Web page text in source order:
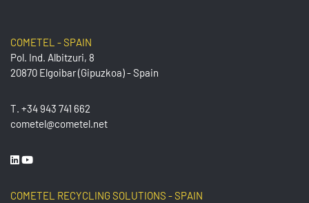
COMETEL - SPAIN
Pol. Ind. Albitzuri, 8
20870 Elgoibar (Gipuzkoa) - Spain
T. +34 943 741 662
cometel@cometel.net
COMETEL RECYCLING SOLUTIONS - SPAIN